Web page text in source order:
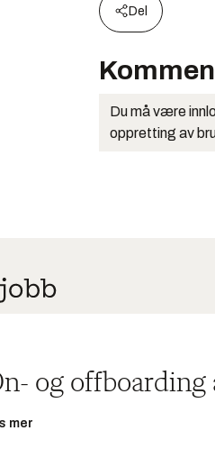
Del
Du må være
oppretting av
og offboarding
mer